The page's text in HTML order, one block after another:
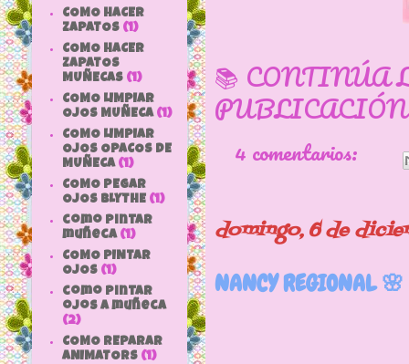
📚 CONTINÚA
4 comentarios:
domingo, 6 de
NANCY REGIONAL 🌸
COMO HACER
ZAPATOS (1)
COMO HACER
ZAPATOS
MUÑECAS (1)
COMO LIMPIAR
OJOS MUÑECA (1)
COMO LIMPIAR
OJOS OPACOS DE
MUÑECA (1)
COMO PEGAR
OJOS BLYTHE (1)
como pintar
muñeca (1)
COMO PINTAR
OJOS (1)
como pintar
ojos a muñeca
(2)
COMO REPARAR
ANIMATORS (1)